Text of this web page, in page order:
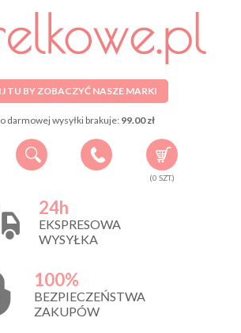
TU BY ZOBACZYĆ NASZE MARKI
darmowej wysyłki brakuje: 99.00 zł
(0 SZT.)
24h
EKSPRESOWA
WYSYŁKA
100%
BEZPIECZEŃSTWA
ZAKUPÓW